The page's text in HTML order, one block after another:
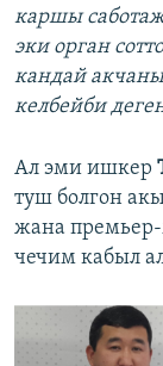
каршы
эки орган
кандай
келбейби
Ал эми ишкер
туш болгон
жана
чечим кабыл